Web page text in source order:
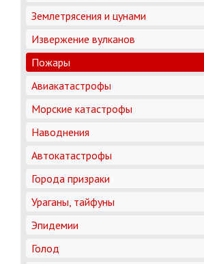
Землетрясения и цунами
Извержение вулканов
Пожары
Авиакатастрофы
Морские катастрофы
Наводнения
Автокатастрофы
Города призраки
Ураганы, тайфуны
Эпидемии
Голод